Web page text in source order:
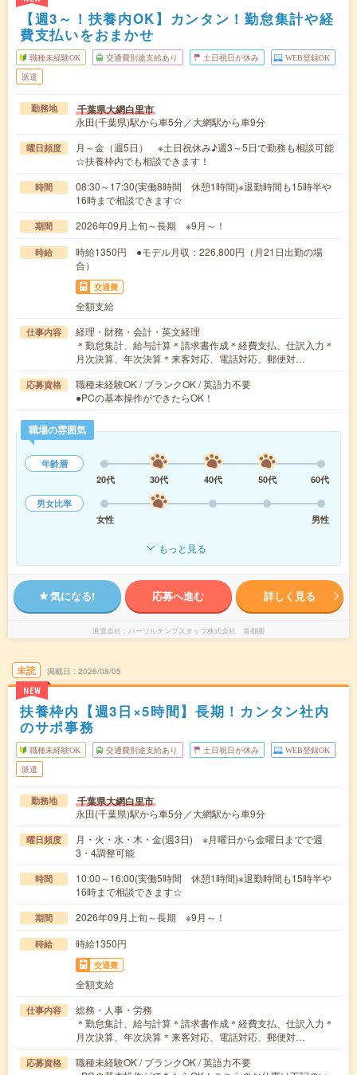
【週3～！扶養内OK】カンタン！勤怠集計や経
費支払いをおまかせ
職種未経験OK 交通費別途支給あり 土日祝日が休み WEB登録OK
派遣
勤務地 千葉県大網白里市
永田(千葉県)駅から車5分／大網駅から車9分
曜日頻度
月～金（週5日） ※土日祝休み♪週3～5日で勤務も相談可能
☆扶養枠内でも相談できます！
時間
08:30～17:30(実働8時間 休憩1時間)※退勤時間も15時半や
16時まで相談できます☆
期間 2026年09月上旬～長期 ※9月～！
時給
時給1350円 ●モデル月収：226,800円（月21日出勤の場
合）
交通費
全額支給
仕事内容
経理・財務・会計・英文経理
＊勤怠集計、給与計算＊請求書作成＊経費支払、仕訳入力＊
月次決算、年次決算＊来客対応、電話対応、郵便対…
応募資格
職種未経験OK / ブランクOK / 英語力不要
●PCの基本操作ができたらOK！
職場の雰囲気
年齢層
20代
30代 40代 50代
60代
男女比率
女性
男性
もっと見る
気になる! 応募へ進む 詳しく見る
派遣会社 パーソルテンプスタッフ株式会社 首都圏
未読
NEW
掲載日 2026/08/05
扶養枠内【週3日×5時間】長期！カンタン社内
のサポ事務
職種未経験OK 交通費別途支給あり 土日祝日が休み WEB登録OK
派遣
勤務地 千葉県大網白里市
永田(千葉県)駅から車5分／大網駅から車9分
曜日頻度
月・火・水・木・金(週3日) ※月曜日から金曜日までで週
3・4調整可能
時間
10:00～16:00(実働5時間 休憩1時間)※退勤時間も15時半や
16時まで相談できます☆
期間 2026年09月上旬～長期 ※9月～！
時給 時給1350円
交通費
全額支給
仕事内容
総務・人事・労務
＊勤怠集計、給与計算＊請求書作成＊経費支払、仕訳入力＊
月次決算、年次決算＊来客対応、電話対応、郵便対…
応募資格
職種未経験OK / ブランクOK / 英語力不要